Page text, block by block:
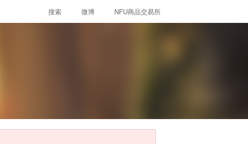
搜索 微博 NFU商品交易所